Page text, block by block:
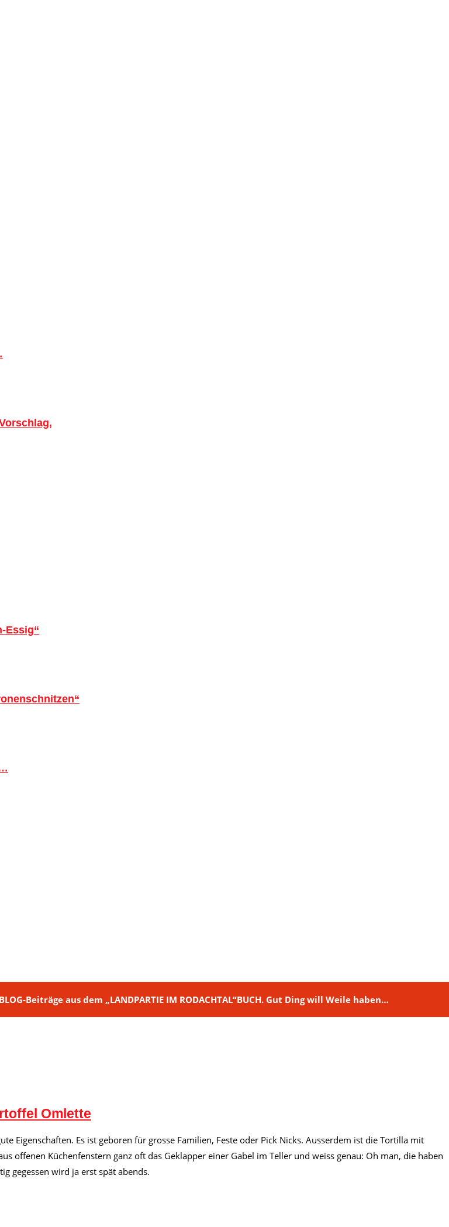
Essig“
Beiträge aus dem „LANDPARTIE IM RODACHTAL“BUCH. Gut Ding will Weile haben…
Omlette
Eigenschaften. Es ist geboren für grosse Familien, Feste oder Pick Nicks. Ausserdem ist die Tortilla mit
offenen Küchenfenstern ganz oft das Geklapper einer Gabel im Teller und weiss genau: Oh man, die haben
gegessen wird ja erst spät abends.